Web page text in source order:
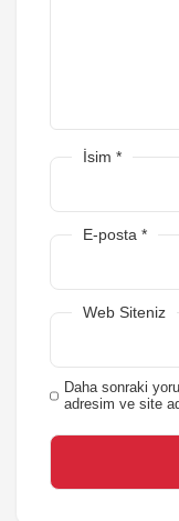
İsim *
E-posta *
Web Siteniz
Daha sonraki
adresim ve site